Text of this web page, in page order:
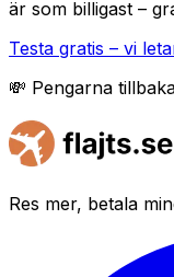
är som billigast –
Testa gratis – vi
💸 Pengarna
Res mer, betala